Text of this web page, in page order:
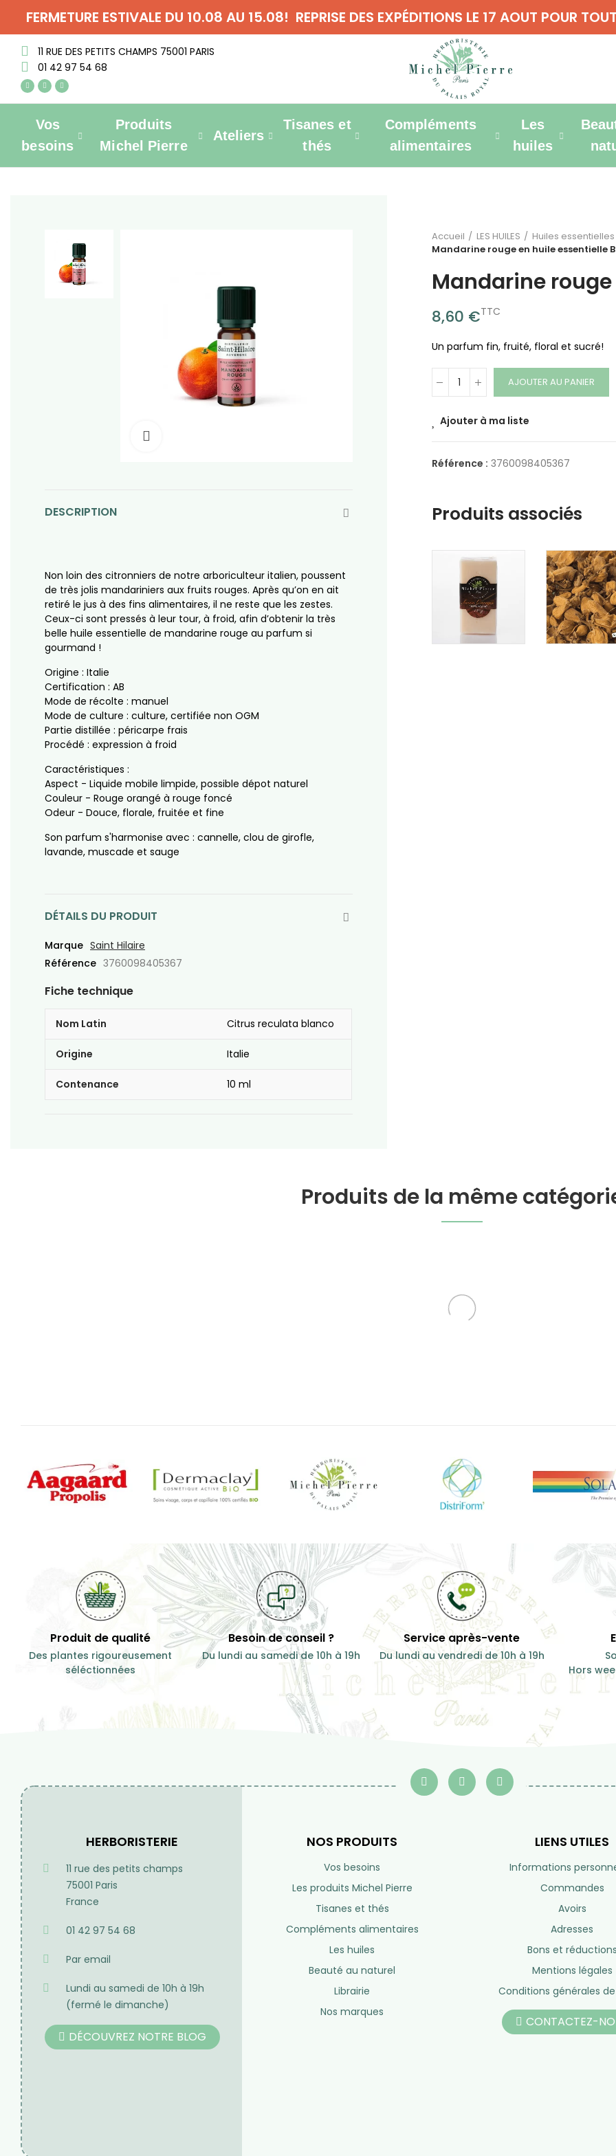
FERMETURE ESTIVALE DU 10.08 AU 15.08! REPRISE DES EXPÉDITIONS LE 17 AOUT POUR
11 RUE DES PETITS CHAMPS 75001 PARIS
01 42 97 54 68
Vos
besoins
Produits
Michel Pierre
Ateliers
Tisanes et
thés
Compléments
alimentaires
Les
huiles
DESCRIPTION
Non loin des citronniers de notre arboriculteur italien, poussent
de très jolis mandariniers aux fruits rouges. Après qu’on en ait
retiré le jus à des fins alimentaires, il ne reste que les zestes.
Ceux-ci sont pressés à leur tour, à froid, afin d’obtenir la très
belle huile essentielle de mandarine rouge au parfum si
gourmand !
Origine : Italie
Certification : AB
Mode de récolte : manuel
Mode de culture : culture, certifiée non OGM
Partie distillée : péricarpe frais
Procédé : expression à froid
Caractéristiques :
Aspect - Liquide mobile limpide, possible dépot naturel
Couleur - Rouge orangé à rouge foncé
Odeur - Douce, florale, fruitée et fine
Son parfum s'harmonise avec : cannelle, clou de girofle,
lavande, muscade et sauge
DÉTAILS DU PRODUIT
Marque Saint Hilaire
Référence 3760098405367
Fiche technique
Nom Latin Citrus reculata blanco
Origine Italie
Contenance 10 ml
Accueil LES HUILES
Huiles essentielles
Mandarine rouge en huile essentielle
Mandarine
8,60 €TTC
Un parfum fin, fruité, floral et sucré!
AJOUTER AU PANIER
Ajouter à ma liste
Référence : 3760098405367
Produits associés
Produits de la même
Confort respiratoire
15 ml
apaiser les tensions, relaxer, et
préparer à la détente
7,00 €
Anti-Moustique
7,00 €
Produit de qualité
Des plantes rigoureusement
Besoin de conseil ?
Du lundi au samedi de 10h à 19h
Service après-vente
Du lundi au vendredi de 10h à 19h